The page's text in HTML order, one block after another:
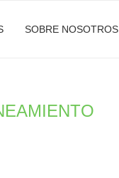
SOBRE NOSOTROS